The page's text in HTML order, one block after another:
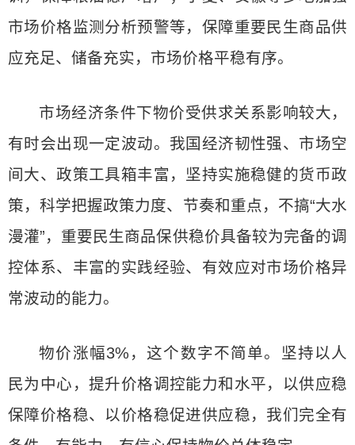
市场价格监测分析预警等，保障重要民生商品供
应充足、储备充实，市场价格平稳有序。
市场经济条件下物价受供求关系影响较大，
有时会出现一定波动。我国经济韧性强、市场空
间大、政策工具箱丰富，坚持实施稳健的货币政
策，科学把握政策力度、节奏和重点，不搞“大水
漫灌”，重要民生商品保供稳价具备较为完备的调
控体系、丰富的实践经验、有效应对市场价格异
常波动的能力。
物价涨幅3%，这个数字不简单。坚持以人
民为中心，提升价格调控能力和水平，以供应稳
保障价格稳、以价格稳促进供应稳，我们完全有